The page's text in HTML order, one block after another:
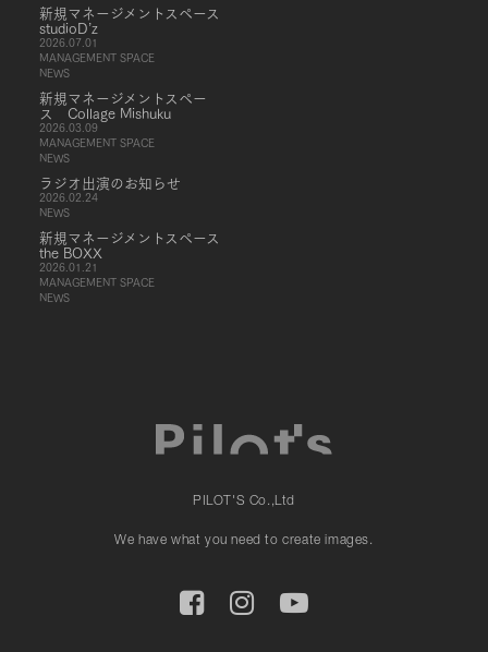
新規マネージメントスペース
studioD’z
2026.07.01
MANAGEMENT SPACE
NEWS
新規マネージメントスペー
ス Collage Mishuku
2026.03.09
MANAGEMENT SPACE
NEWS
ラジオ出演のお知らせ
2026.02.24
NEWS
新規マネージメントスペース
the BOXX
2026.01.21
MANAGEMENT SPACE
NEWS
PILOT'S Co.,Ltd
We have what you need to create images.